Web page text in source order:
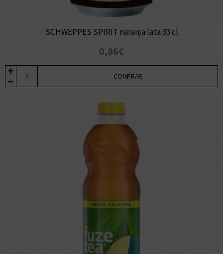
SCHWEPPES SPIRIT naranja lata 33 cl
0,86€
COMPRAR